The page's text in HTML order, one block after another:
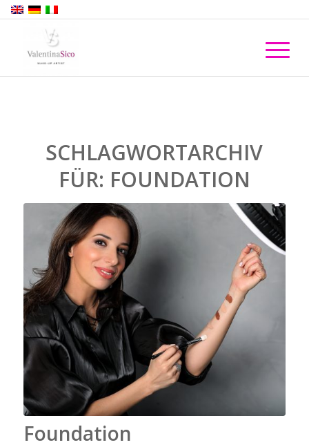
SCHLAGWORTARCHIV
FÜR: FOUNDATION
Foundation